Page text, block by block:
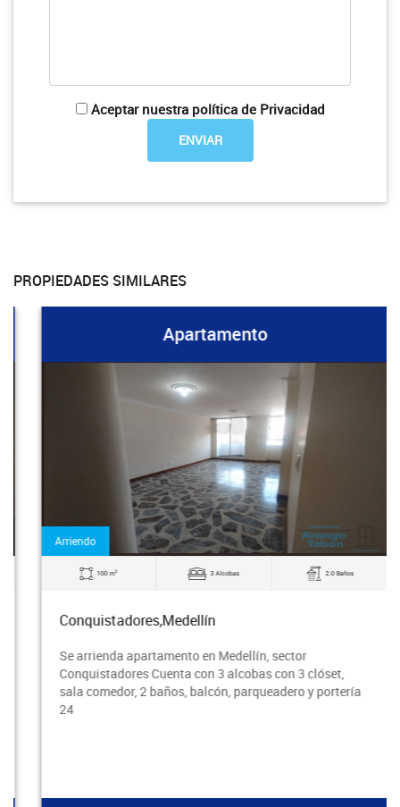
Aceptar nuestra política de Privacidad
PROPIEDADES SIMILARES
Apartamento
Arriendo
100 m2 3 Alcobas 2.0 Baños
Conquistadores,Medellín
Se arrienda apartamento en Medellín, sector
Conquistadores Cuenta con 3 alcobas con 3 clóset,
sala comedor, 2 baños, balcón, parqueadero y portería